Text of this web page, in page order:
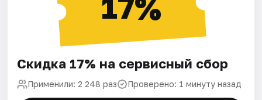
Скидка 17% на сервисный сбор
Применили: 2 248 раз Проверено: 1 минуту назад